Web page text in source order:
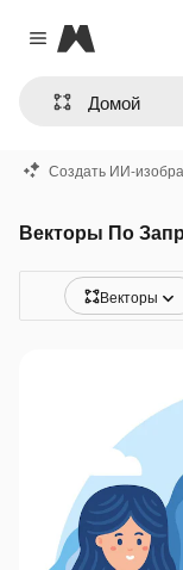
Close menu
Magnific
Создать ИИ-
Векторы По
Векторы